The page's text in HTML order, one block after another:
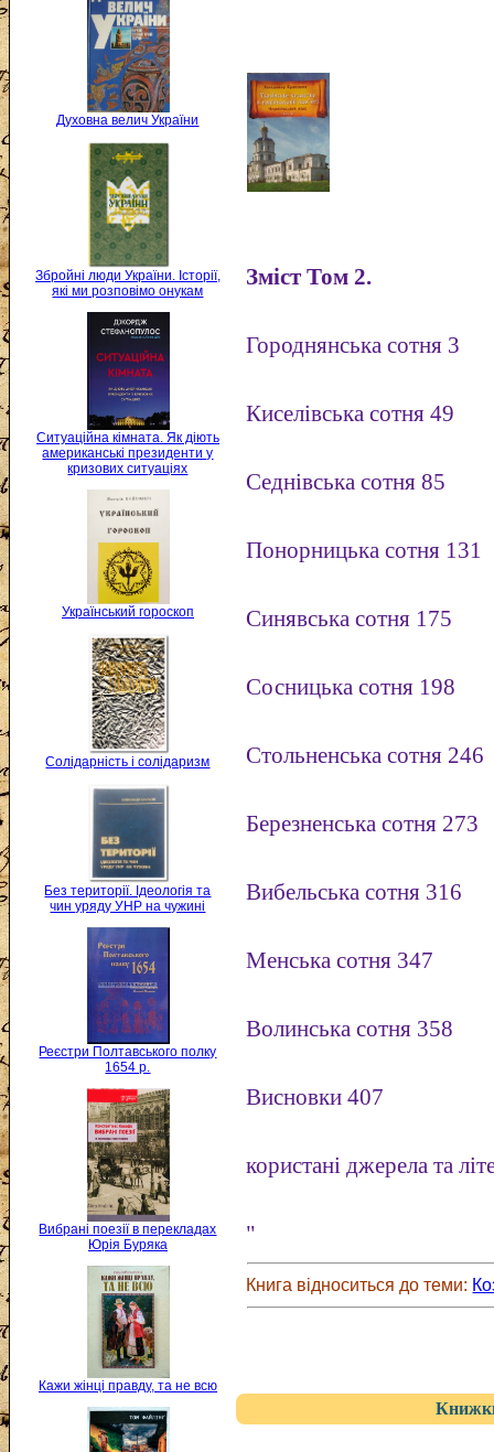
Духовна велич України
Збройні люди України. Історії,
які ми розповімо онукам
Ситуаційна кімната. Як діють
американські президенти у
кризових ситуаціях
Український гороскоп
Солідарність і солідаризм
Без території. Ідеологія та
чин уряду УНР на чужині
Реєстри Полтавського полку
1654 р.
Вибрані поезії в перекладах
Юрія Буряка
Кажи жінці правду, та не всю
Зміст Том 2.
Городнянська сотня 3
Киселівська сотня 49
Седнівська сотня 85
Понорницька сотня 131
Синявська сотня 175
Сосницька сотня 198
Стольненська сотня 246
Березненська сотня 273
Вибельська сотня 316
Менська сотня 347
Волинська сотня 358
Висновки 407
користані джерела та
"
Книга відноситься до теми: